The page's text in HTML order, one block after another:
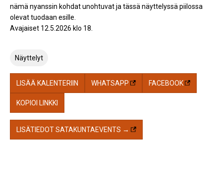
nämä nyanssin kohdat unohtuvat ja tässä näyttelyssä piilossa
olevat tuodaan esille.
Avajaiset 12.5.2026 klo 18.
Näyttelyt
LISÄÄ KALENTERIIN WHATSAPP FACEBOOK
KOPIOI LINKKI
LISÄTIEDOT SATAKUNTAEVENTS →